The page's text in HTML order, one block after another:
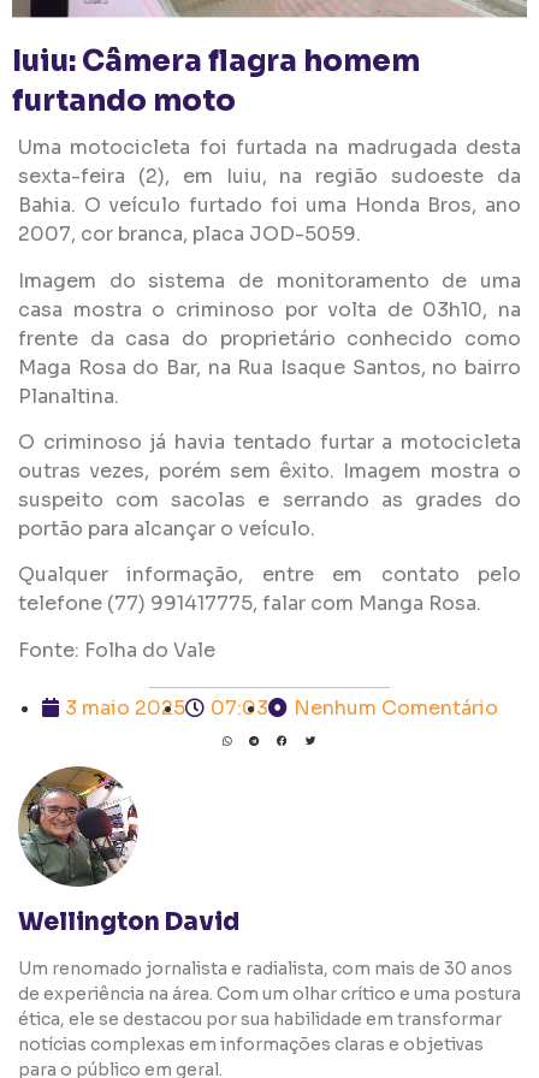
Iuiu: Câmera flagra homem
furtando moto
Uma motocicleta foi furtada na madrugada desta
sexta-feira (2), em Iuiu, na região sudoeste da
Bahia. O veículo furtado foi uma Honda Bros, ano
2007, cor branca, placa JOD-5059.
Imagem do sistema de monitoramento de uma
casa mostra o criminoso por volta de 03h10, na
frente da casa do proprietário conhecido como
Maga Rosa do Bar, na Rua Isaque Santos, no bairro
Planaltina.
O criminoso já havia tentado furtar a motocicleta
outras vezes, porém sem êxito. Imagem mostra o
suspeito com sacolas e serrando as grades do
portão para alcançar o veículo.
Qualquer informação, entre em contato pelo
telefone (77) 991417775, falar com Manga Rosa.
Fonte: Folha do Vale
3 maio 2025 07:03 Nenhum Comentário
Wellington David
Um renomado jornalista e radialista, com mais de 30 anos
de experiência na área. Com um olhar crítico e uma postura
ética, ele se destacou por sua habilidade em transformar
notícias complexas em informações claras e objetivas
para o público em geral.